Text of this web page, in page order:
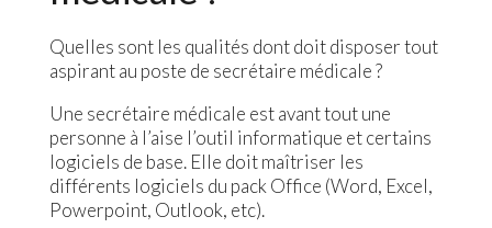
Quelles sont les qualités dont doit disposer tout
aspirant au poste de secrétaire médicale ?
Une secrétaire médicale est avant tout une
personne à l’aise l’outil informatique et certains
logiciels de base. Elle doit maîtriser les
différents logiciels du pack Office (Word, Excel,
Powerpoint, Outlook, etc).